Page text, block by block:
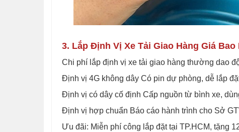
3. Lắp Định Vị Xe Tải Giao Hàng Giá Bao
Chi phí lắp định vị xe tải giao hàng thường dao
Định vị 4G không dây Có pin dự phòng, dễ lắp
Định vị có dây cố định Cấp nguồn từ bình xe,
Định vị hợp chuẩn Báo cáo hành trình cho Sở
Ưu đãi: Miễn phí công lắp đặt tại TP.HCM, tặng